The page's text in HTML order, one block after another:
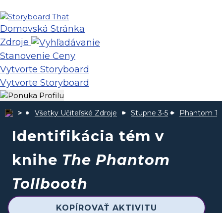
Domovská Stránka
Zdroje
Stanovenie Ceny
Vytvorte Storyboard
Vytvorte Storyboard
Všetky Učiteľské Zdroje Stupne 3-5 Phantom
Identifikácia tém v
knihe The Phantom
Tollbooth
KOPÍROVAŤ AKTIVITU